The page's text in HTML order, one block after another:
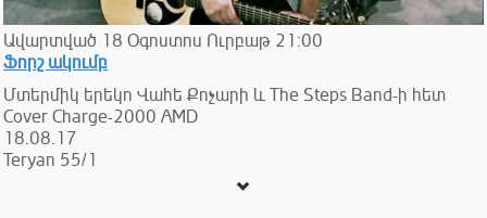
Ավարտված 18 Օգոստոս Ուրբաթ 21:00
Ֆորշ ակումբ
Մտերմիկ երեկո Վահե Քոչարի և The Steps Band-ի հետ
Cover Charge-2000 AMD
18.08.17
Teryan 55/1